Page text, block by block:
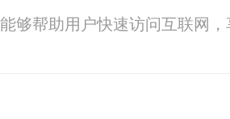
够帮助用户快速访问互联网